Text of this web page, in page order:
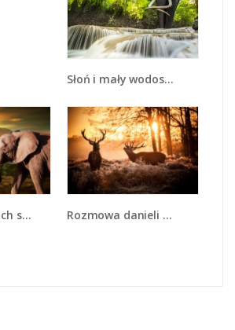
Słoń i mały wodospad - Z305
Z275 Rozmowa danieli w lesie - Z225